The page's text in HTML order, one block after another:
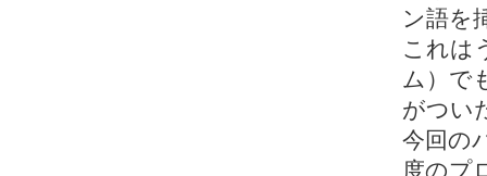
ン語を
これは
ム）で
がつい
今回の
度のプ